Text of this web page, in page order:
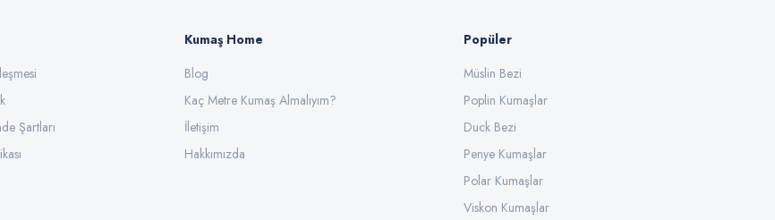
Gönder
Şartları
Kumaş Home
Blog
Kaç Metre Kumaş Almalıyım?
İletişim
Hakkımızda
Popüler
Müslin Bezi
Poplin Kumaşlar
Duck Bezi
Penye Kumaşlar
Polar Kumaşlar
Viskon Kumaşlar